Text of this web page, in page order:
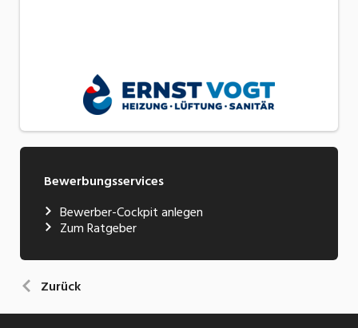
Bewerbungsservices
Bewerber-Cockpit anlegen
Zum Ratgeber
Zurück